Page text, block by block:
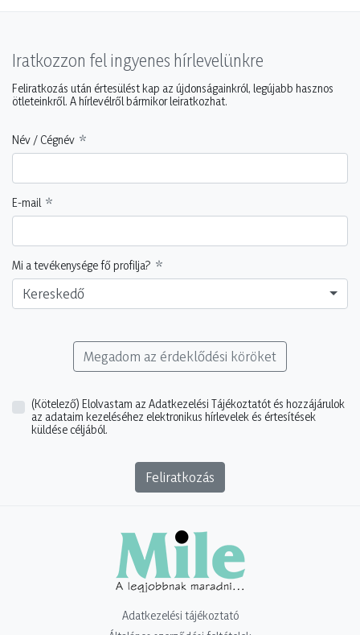
Iratkozzon fel ingyenes hírlevelünkre
Feliratkozás után értesülést kap az újdonságainkról, legújabb hasznos
ötleteinkről. A hírlevélről bármikor leiratkozhat.
Név / Cégnév
E-mail
Mi a tevékenysége fő profilja?
Kereskedő
Megadom az érdeklődési köröket
(Kötelező) Elolvastam az Adatkezelési Tájékoztatót és hozzájárulok
az adataim kezeléséhez elektronikus hírlevelek és értesítések
küldése céljából.
Feliratkozás
Adatkezelési tájékoztató